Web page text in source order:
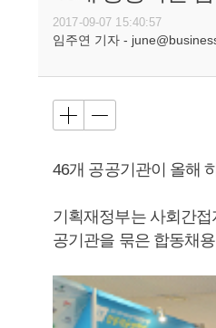
2017-09-07 15:40:57
임주연 기자 -
46개 공공기관이 올해
기획재정부는 사회간
공기관을 묶은 합동채